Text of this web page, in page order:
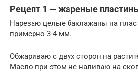
Рецепт 1 — жареные
Нарезаю целые баклажаны на
примерно 3-4 мм.
Обжариваю с двух сторон на
Масло при этом не наливаю на